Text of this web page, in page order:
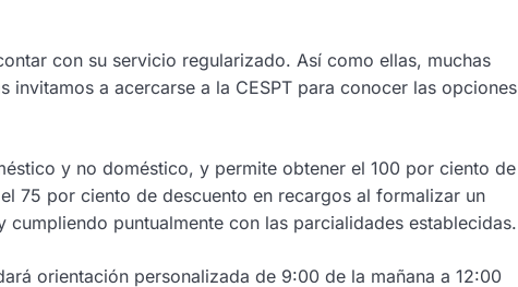
con su servicio regularizado. Así como ellas, muchas
a acercarse a la CESPT para conocer las opciones
y no doméstico, y permite obtener el 100 por ciento de
75 por ciento de descuento en recargos al formalizar un
puntualmente con las parcialidades establecidas.
orientación personalizada de 9:00 de la mañana a 12:00